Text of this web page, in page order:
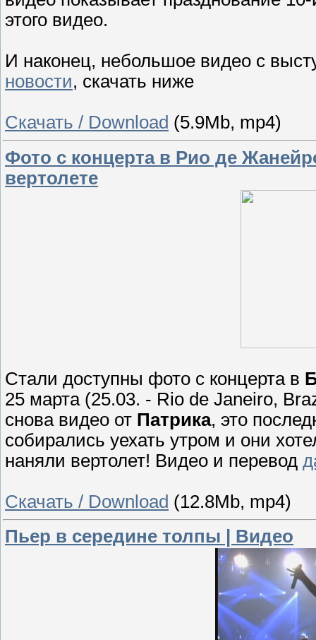
этого видео.
И наконец, небольшое видео с
новости, скачать ниже
Скачать / Download (5.9Mb, mp4)
Фото с концерта в Рио де
вертолете
Стали доступны фото с концерта в
25 марта (25.03. - Rio de Janeiro,
снова видео от Патрика, это
собирались уехать утром и они
наняли вертолет! Видео и перевод
Скачать / Download (12.8Mb, mp4)
Пьер в середине толпы | Видео